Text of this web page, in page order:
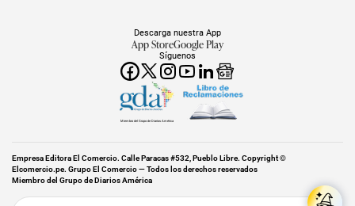
Síguenos
Descarga nuestra App
App StoreGoogle Play
Miembro del Grupo de Diarios América
Empresa Editora El Comercio. Calle Paracas #532, Pueblo Libre. Copyright ©
Elcomercio.pe. Grupo El Comercio — Todos los derechos reservados
Miembro del Grupo de Diarios América